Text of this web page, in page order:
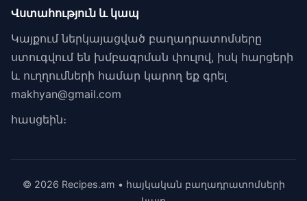
Վստահություն և կապ
Կայքում ներկայացված բաղադրատոմսերը
ստուգվում են խմբագրման փուլով, իսկ հարցերի
և ուղղումների համար կարող եք գրել
makhyan@gmail.com
հասցեին։
© 2026 Recipes.am • հայկական բաղադրատոմսերի